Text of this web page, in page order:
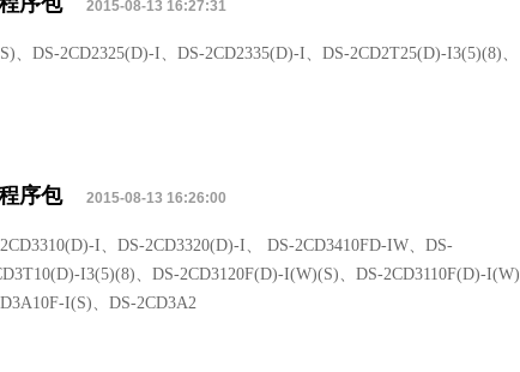
2015-08-13 16:27:31
DS-2CD2325(D)-I、DS-2CD2335(D)-I、DS-2CD2T25(D)-I3(5)(8)、
序包 2015-08-13 16:26:00
I、DS-2CD3320(D)-I、 DS-2CD3410FD-IW、DS-
I3(5)(8)、DS-2CD3120F(D)-I(W)(S)、DS-2CD3110F(D)-I(W)
I(S)、DS-2CD3A2